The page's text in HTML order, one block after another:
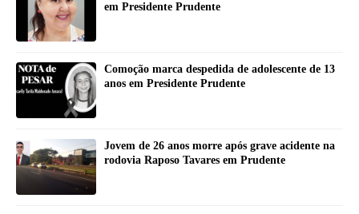
em Presidente Prudente
Comoção marca despedida de adolescente de 13
anos em Presidente Prudente
Jovem de 26 anos morre após grave acidente na
rodovia Raposo Tavares em Prudente